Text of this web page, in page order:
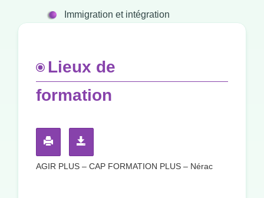
Immigration et intégration
Lieux de
formation
AGIR PLUS – CAP FORMATION PLUS – Nérac